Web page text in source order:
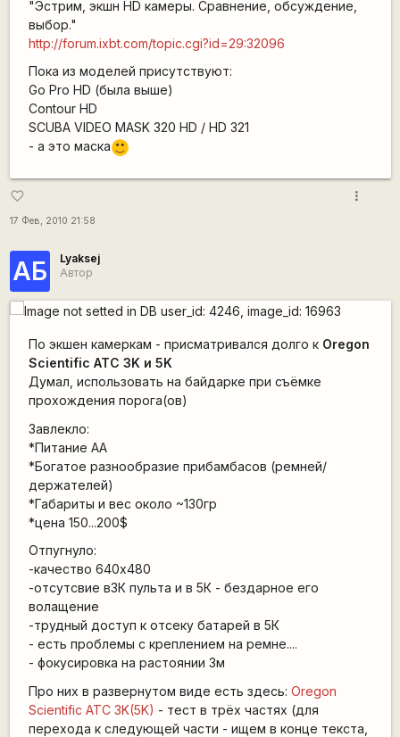
"Эстрим, экшн HD камеры. Сравнение, обсуждение,
выбор."
http://forum.ixbt.com/topic.cgi?id=29:32096
Пока из моделей присутствуют:
Go Pro HD (была выше)
Contour HD
SCUBA VIDEO MASK 320 HD / HD 321
- а это маска :)
favorite_border
17 Фев, 2010 21:58
more_vert
АБ
Lyaksej
Автор
По экшен камеркам - присматривался долго к Oregon
Scientific ATC 3K и 5K
Думал, использовать на байдарке при съёмке
прохождения порога(ов)
Завлекло:
*Питание АА
*Богатое разнообразие прибамбасов (ремней/
держателей)
*Габариты и вес около ~130гр
*цена 150...200$
Отпугнуло:
-качество 640х480
-отсутсвие в3К пульта и в 5К - бездарное его
волащение
-трудный доступ к отсеку батарей в 5К
- есть проблемы с креплением на ремне....
- фокусировка на растоянии 3м
Про них в развернутом виде есть здесь: Oregon
Scientific ATC 3K(5K) - тест в трёх частях (для
перехода к следующей части - ищем в конце текста,